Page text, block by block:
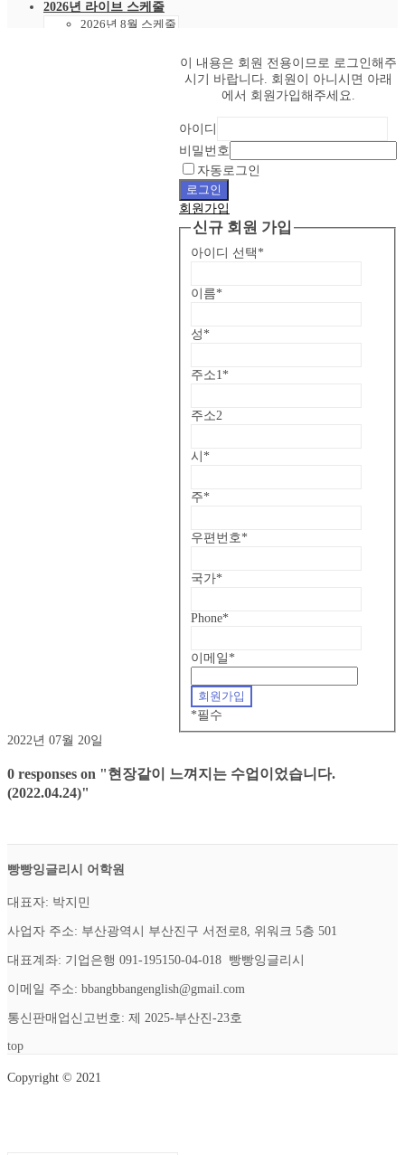
2026년 라이브 스케줄
2026년 8월 스케줄
이 내용은 회원 전용이므로 로그인해주
시기 바랍니다. 회원이 아니시면 아래
에서 회원가입해주세요.
아이디
비밀번호
자동로그인
로그인
회원가입
신규 회원 가입
아이디 선택 *
이름*
성 *
주소1 *
주소2
시 *
주*
우편번호*
국가*
Phone*
이메일 *
*필수
2022년 07월 20일
0 responses on "현장같이 느껴지는 수업이었습니다.
(2022.04.24)"
빵빵잉글리시 어학원
대표자: 박지민
사업자 주소: 부산광역시 부산진구 서전로8, 위워크 5층 501
대표계좌: 기업은행 091-195150-04-018 빵빵잉글리시
이메일 주소: bbangbbangenglish@gmail.com
통신판매업신고번호: 제 2025-부산진-23호
top
Copyright © 2021